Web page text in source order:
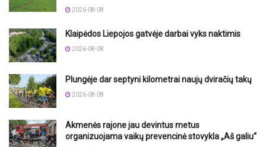
2026-08-08
Klaipėdos Liepojos gatvėje darbai vyks naktimis
2026-08-08
Plungėje dar septyni kilometrai naujų dviračių takų
2026-08-08
Akmenės rajone jau devintus metus
organizuojama vaikų prevencinė stovykla „Aš galiu“